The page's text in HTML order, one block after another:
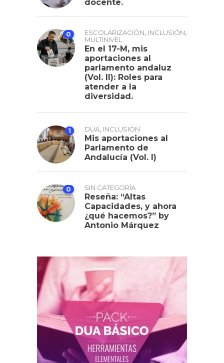
docente.
0 ESCOLARIZACIÓN, INCLUSIÓN,
MULTINIVEL
En el 17-M, mis
aportaciones al
parlamento andaluz
(Vol. II): Roles para
atender a la
diversidad.
1 DUA, INCLUSIÓN
Mis aportaciones al
Parlamento de
Andalucía (Vol. I)
0 SIN CATEGORÍA
Reseña: “Altas
Capacidades, y ahora
¿qué hacemos?” by
Antonio Márquez